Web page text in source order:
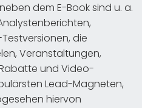
neben dem E-Book sind u. a.
die
Veranstaltungen,
und Video-
Lead-Magneten,
hiervon